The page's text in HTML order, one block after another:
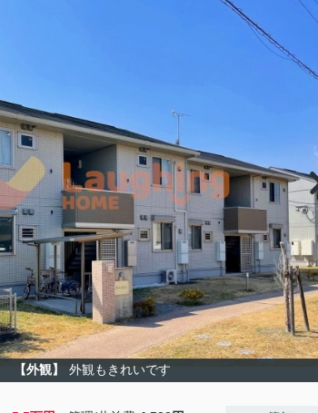
【外観】 外観もきれいです